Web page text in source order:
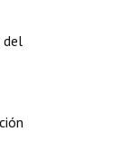
del